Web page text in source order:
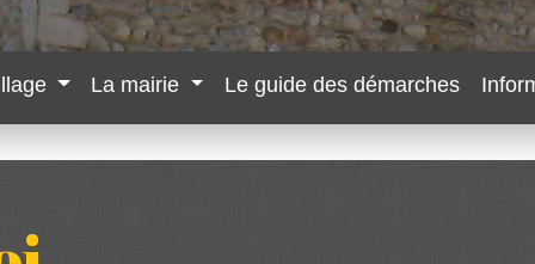
La mairie Le guide des démarches